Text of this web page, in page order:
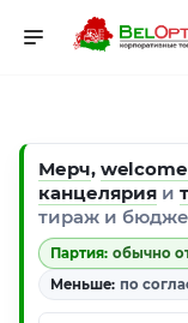
Мерч,
канцелярия и
тираж и
Партия: обычно
Меньше: по